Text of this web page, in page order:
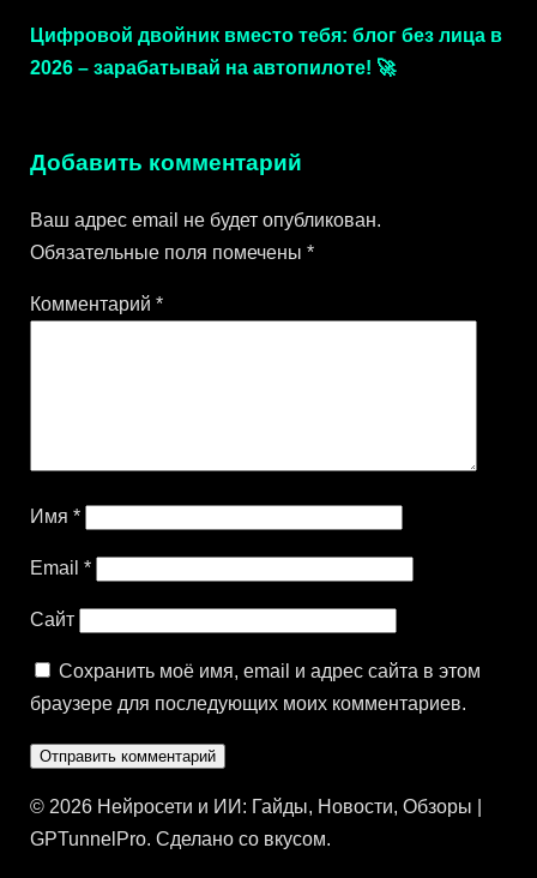
Цифровой двойник вместо тебя: блог без лица в
2026 – зарабатывай на автопилоте! 🚀
Добавить комментарий
Ваш адрес email не будет опубликован.
Обязательные поля помечены *
Комментарий *
Имя *
Email *
Сайт
Сохранить моё имя, email и адрес сайта в этом
браузере для последующих моих комментариев.
© 2026 Нейросети и ИИ: Гайды, Новости, Обзоры |
GPTunnelPro. Сделано со вкусом.